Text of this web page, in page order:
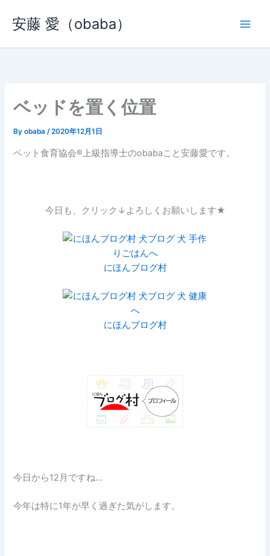
ス
安藤 愛（obaba）
ベッドを置く位置
Byobaba/2020年12月1日
ペット食育協会®︎上級指導士のobabaこと安藤愛です。
今日も、クリック↓よろしくお願いします★
にほんブログ村
にほんブログ村
今日から12月ですね…
今年は特に1年が早く過ぎた気がします。